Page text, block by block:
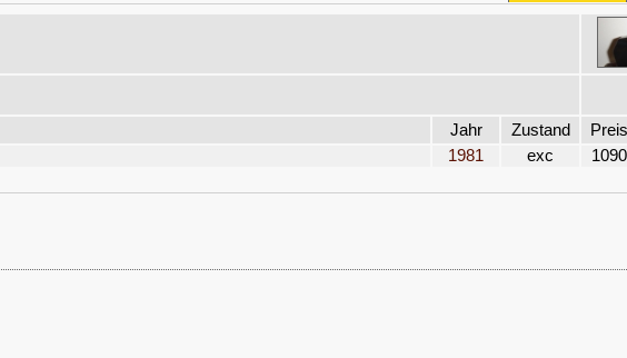
Jahr Zustand Preis
1981 exc 1090